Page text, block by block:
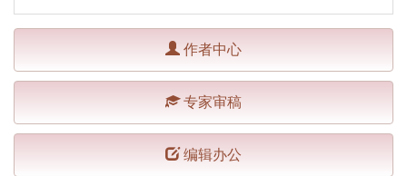
作者中心
专家审稿
编辑办公